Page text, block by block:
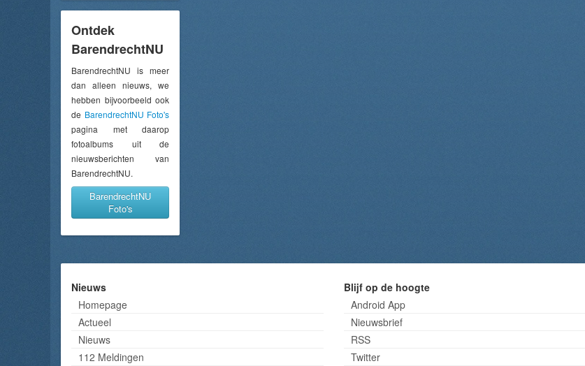
Ontdek
BarendrechtNU
BarendrechtNU is meer
dan alleen nieuws, we
hebben bijvoorbeeld ook
de BarendrechtNU Foto's
pagina met daarop
fotoalbums uit de
nieuwsberichten van
BarendrechtNU.
BarendrechtNU
Foto's
Nieuws
Homepage
Actueel
Nieuws
112 Meldingen
Blijf op de hoogte
Android App
Nieuwsbrief
RSS
Twitter